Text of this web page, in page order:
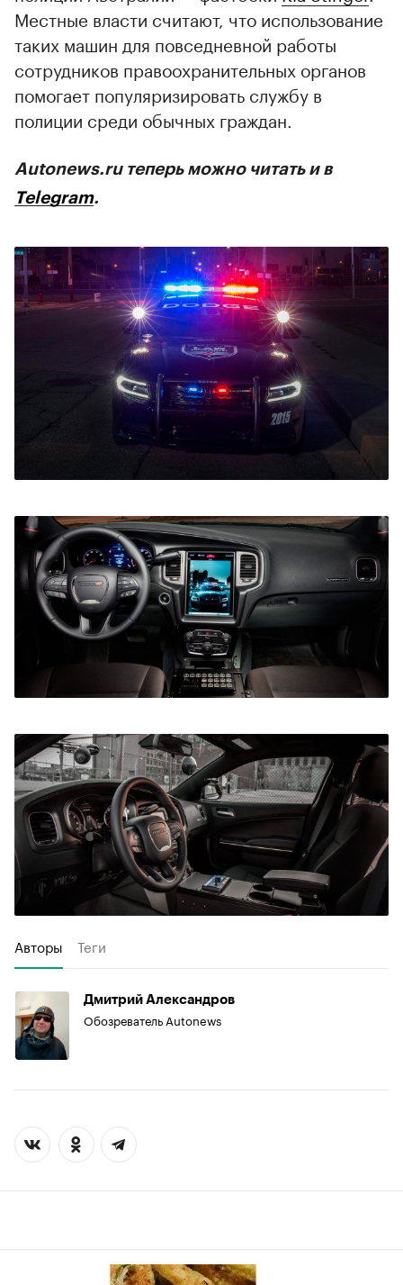
Местные власти считают, что использование
таких машин для повседневной работы
сотрудников правоохранительных органов
помогает популяризировать службу в
полиции среди обычных граждан.
Autonews.ru теперь можно читать и в
Telegram.
Авторы Теги
Дмитрий Александров
Обозреватель Autonews